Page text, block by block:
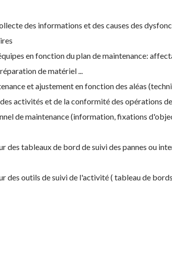
des informations et des causes des
en fonction du plan de maintenance:
de matériel ...
et ajustement en fonction des aléas
activités et de la conformité des opérations
de maintenance (information, fixations
des tableaux de bord de suivi des pannes ou
des outils de suivi de l'activité ( tableau de